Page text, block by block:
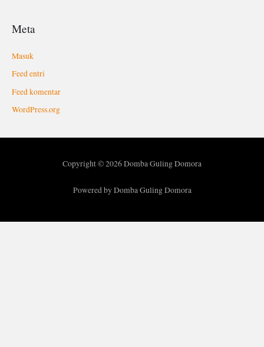
Meta
Masuk
Feed entri
Feed komentar
WordPress.org
Copyright © 2026 Domba Guling Domora
Powered by Domba Guling Domora